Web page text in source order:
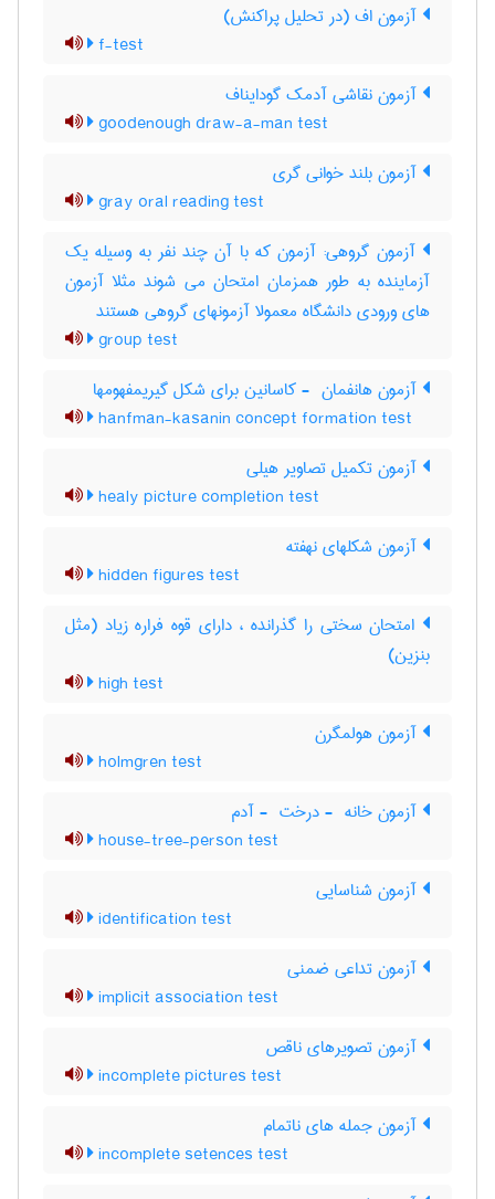
آزمون اف (در تحلیل پراکنش)
f-test
آزمون نقاشی آدمک گودایناف
goodenough draw-a-man test
آزمون بلند خوانی گری
gray oral reading test
آزمون گروهی: آزمون که با آن چند نفر به وسیله یک
آزماینده به طور همزمان امتحان می شوند مثلا آزمون
های ورودی دانشگاه معمولا آزمونهای گروهی هستند
group test
آزمون هانفمان ‎ - کاسانین برای شکل گیریمفهومها
hanfman-kasanin concept formation test
آزمون تکمیل تصاویر هیلی
healy picture completion test
آزمون شکلهای نهفته
hidden figures test
امتحان سختی را گذرانده ، دارای قوه فراره زیاد (مثل
بنزین)
high test
آزمون هولمگرن
holmgren test
آزمون خانه ‎ - درخت ‎ - آدم
house-tree-person test
آزمون شناسایی
identification test
آزمون تداعی ضمنی
implicit association test
آزمون تصویرهای ناقص
incomplete pictures test
آزمون جمله های ناتمام
incomplete setences test